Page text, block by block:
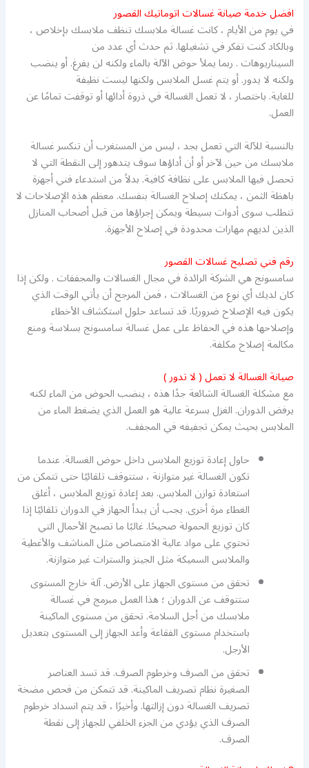
افضل خدمة صيانة غسالات اتوماتيك القصور
في يوم من الأيام ، كانت غسالة ملابسك تنظف ملابسك بإخلاص ،
وبالكاد كنت تفكر في تشغيلها. ثم حدث أي عدد من
السيناريوهات . ربما يملأ حوض الآلة بالماء ولكنه لن يفرغ. أو ينضب
ولكنه لا يدور. أو يتم غسل الملابس ولكنها ليست نظيفة
للغاية. باختصار ، لا تعمل الغسالة في ذروة أدائها أو توقفت تمامًا عن
العمل.
بالنسبة للآلة التي تعمل بجد ، ليس من المستغرب أن تنكسر غسالة
ملابسك من حين لآخر أو أن أداؤها سوف يتدهور إلى النقطة التي لا
تحصل فيها الملابس على نظافة كافية. بدلاً من استدعاء فني أجهزة
باهظة الثمن ، يمكنك إصلاح الغسالة بنفسك. معظم هذه الإصلاحات لا
تتطلب سوى أدوات بسيطة ويمكن إجراؤها من قبل أصحاب المنازل
الذين لديهم مهارات محدودة في إصلاح الأجهزة.
رقم فني تصليح غسالات القصور
سامسونج هي الشركة الرائدة في مجال الغسالات والمجففات . ولكن إذا
كان لديك أي نوع من الغسالات ، فمن المرجح أن يأتي الوقت الذي
يكون فيه الإصلاح ضروريًا. قد تساعد حلول استكشاف الأخطاء
وإصلاحها هذه في الحفاظ على عمل غسالة سامسونج بسلاسة ومنع
مكالمة إصلاح مكلفة.
صيانة الغسالة لا تعمل ( لا تدور )
مع مشكلة الغسالة الشائعة جدًا هذه ، ينضب الحوض من الماء لكنه
يرفض الدوران. الغزل بسرعة عالية هو العمل الذي يضغط الماء من
الملابس بحيث يمكن تجفيفه في المجفف.
حاول إعادة توزيع الملابس داخل حوض الغسالة. عندما
تكون الغسالة غير متوازنة ، ستتوقف تلقائيًا حتى تتمكن من
استعادة توازن الملابس. بعد إعادة توزيع الملابس ، أغلق
الغطاء مرة أخرى. يجب أن يبدأ الجهاز في الدوران تلقائيًا إذا
كان توزيع الحمولة صحيحًا. غالبًا ما تصبح الأحمال التي
تحتوي على مواد عالية الامتصاص مثل المناشف والأغطية
والملابس السميكة مثل الجينز والسترات غير متوازنة.
تحقق من مستوى الجهاز على الأرض. آلة خارج المستوى
ستتوقف عن الدوران ؛ هذا العمل مبرمج في غسالة
ملابسك من أجل السلامة. تحقق من مستوى الماكينة
باستخدام مستوى الفقاعة وأعد الجهاز إلى المستوى بتعديل
الأرجل.
تحقق من الصرف وخرطوم الصرف. قد تسد العناصر
الصغيرة نظام تصريف الماكينة. قد تتمكن من فحص مضخة
تصريف الغسالة دون إزالتها. وأخيرًا ، قد يتم انسداد خرطوم
الصرف الذي يؤدي من الجزء الخلفي للجهاز إلى نقطة
الصرف.